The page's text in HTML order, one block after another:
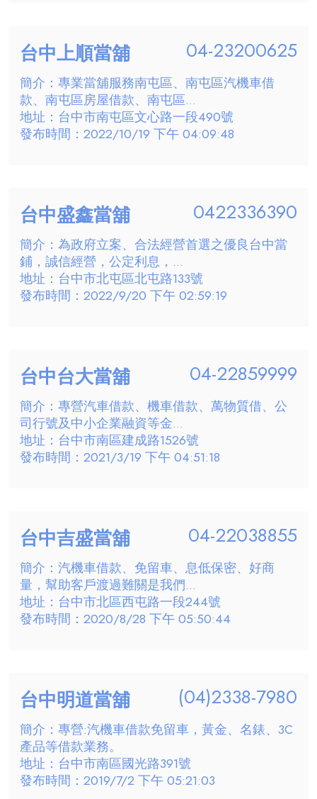
台中上順當舖 04-23200625
簡介：專業當舖服務南屯區、南屯區汽機車借
款、南屯區房屋借款、南屯區...
地址：台中市南屯區文心路一段490號
發布時間：2022/10/19 下午 04:09:48
台中盛鑫當舖 0422336390
簡介：為政府立案、合法經營首選之優良台中當
鋪，誠信經營，公定利息，...
地址：台中市北屯區北屯路133號
發布時間：2022/9/20 下午 02:59:19
台中台大當舖 04-22859999
簡介：專營汽車借款、機車借款、萬物質借、公
司行號及中小企業融資等金...
地址：台中市南區建成路1526號
發布時間：2021/3/19 下午 04:51:18
台中吉盛當舖 04-22038855
簡介：汽機車借款、免留車、息低保密、好商
量，幫助客戶渡過難關是我們...
地址：台中市北區西屯路一段244號
發布時間：2020/8/28 下午 05:50:44
台中明道當舖 (04)2338-7980
簡介：專營:汽機車借款免留車，黃金、名錶、3C
產品等借款業務。
地址：台中市南區國光路391號
發布時間：2019/7/2 下午 05:21:03